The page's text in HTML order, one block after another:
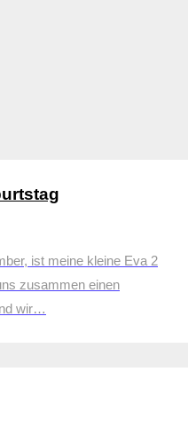
ist meine kleine Eva 2
zusammen einen
wir…